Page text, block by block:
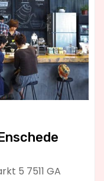
5 7511 GA